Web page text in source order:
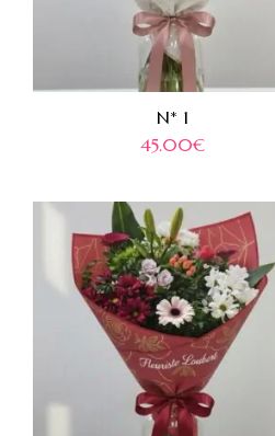
N* 1
45.00€